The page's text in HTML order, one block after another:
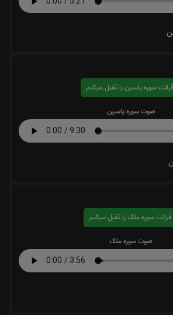
قرائت سوره یاسین را تقبل میکنم
صوت سوره یاسین
قرائت سوره ملک را تقبل میکنم
صوت سوره ملک